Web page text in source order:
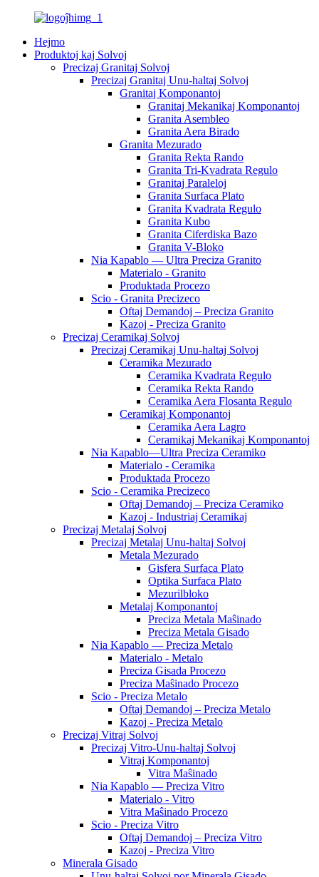
Hejmo
Produktoj kaj Solvoj
Precizaj Granitaj Solvoj
Precizaj Granitaj Unu-haltaj Solvoj
Granitaj Komponantoj
Granitaj Mekanikaj Komponantoj
Granita Asembleo
Granita Aera Birado
Granita Mezurado
Granita Rekta Rando
Granita Tri-Kvadrata Regulo
Granitaj Paraleloj
Granita Surfaca Plato
Granita Kvadrata Regulo
Granita Kubo
Granita Ciferdiska Bazo
Granita V-Bloko
Nia Kapablo — Ultra Preciza Granito
Materialo - Granito
Produktada Procezo
Scio - Granita Precizeco
Oftaj Demandoj – Preciza Granito
Kazoj - Preciza Granito
Precizaj Ceramikaj Solvoj
Precizaj Ceramikaj Unu-haltaj Solvoj
Ceramika Mezurado
Ceramika Kvadrata Regulo
Ceramika Rekta Rando
Ceramika Aera Flosanta Regulo
Ceramikaj Komponantoj
Ceramika Aera Lagro
Ceramikaj Mekanikaj Komponantoj
Nia Kapablo—Ultra Preciza Ceramiko
Materialo - Ceramika
Produktada Procezo
Scio - Ceramika Precizeco
Oftaj Demandoj – Preciza Ceramiko
Kazoj - Industriaj Ceramikaj
Precizaj Metalaj Solvoj
Precizaj Metalaj Unu-haltaj Solvoj
Metala Mezurado
Gisfera Surfaca Plato
Optika Surfaca Plato
Mezurilbloko
Metalaj Komponantoj
Preciza Metala Maŝinado
Preciza Metala Gisado
Nia Kapablo — Preciza Metalo
Materialo - Metalo
Preciza Gisada Procezo
Preciza Maŝinado Procezo
Scio - Preciza Metalo
Oftaj Demandoj – Preciza Metalo
Kazoj - Preciza Metalo
Precizaj Vitraj Solvoj
Precizaj Vitro-Unu-haltaj Solvoj
Vitraj Komponantoj
Vitra Maŝinado
Nia Kapablo — Preciza Vitro
Materialo - Vitro
Vitra Maŝinado Procezo
Scio - Preciza Vitro
Oftaj Demandoj – Preciza Vitro
Kazoj - Preciza Vitro
Minerala Gisado